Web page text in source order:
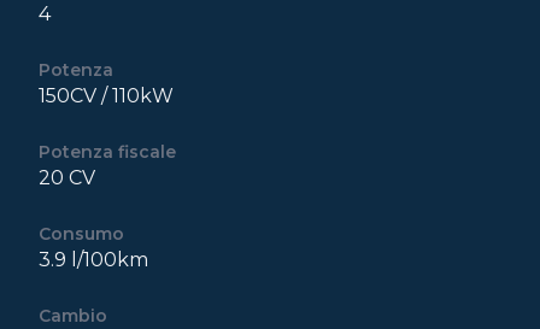
4
Potenza
150CV / 110kW
Potenza fiscale
20 CV
Consumo
3.9 l/100km
Cambio